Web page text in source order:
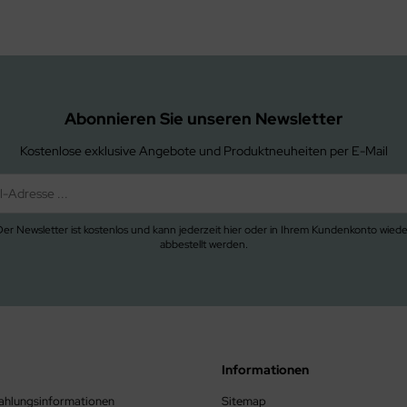
Abonnieren Sie unseren Newsletter
Kostenlose exklusive Angebote und Produktneuheiten per E-Mail
Newsletter ist kostenlos und kann jederzeit hier oder in Ihrem Kundenkonto
abbestellt werden.
Informationen
Sitemap